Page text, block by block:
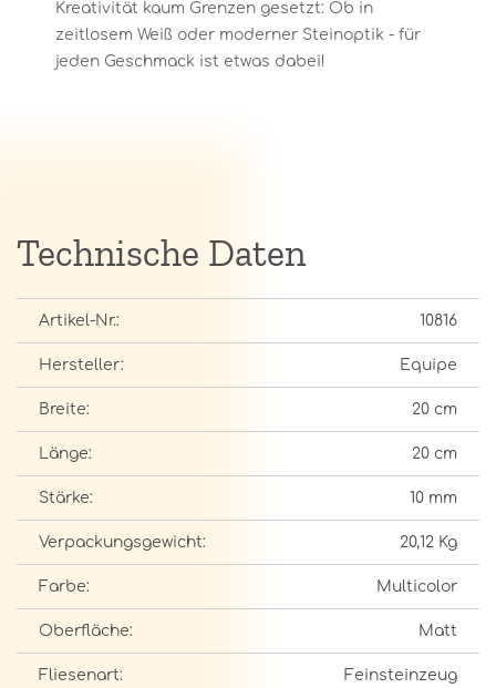
Kreativität kaum Grenzen gesetzt: Ob in
zeitlosem Weiß oder moderner Steinoptik - für
jeden Geschmack ist etwas dabei!
Technische Daten
Artikel-Nr.: 10816
Hersteller: Equipe
Breite: 20 cm
Länge: 20 cm
Stärke: 10 mm
Verpackungsgewicht: 20,12 Kg
Farbe: Multicolor
Oberfläche: Matt
Fliesenart: Feinsteinzeug